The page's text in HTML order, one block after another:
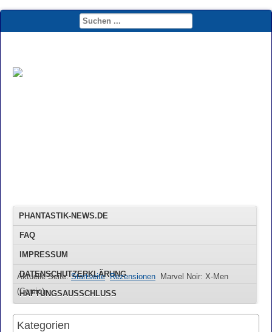
PHANTASTIK-NEWS.DE
FAQ
IMPRESSUM
DATENSCHUTZERKLÄRUNG
HAFTUNGSAUSSCHLUSS
Aktuelle Seite:Startseite Rezensionen
Marvel Noir: X-Men
(Comic)
Kategorien